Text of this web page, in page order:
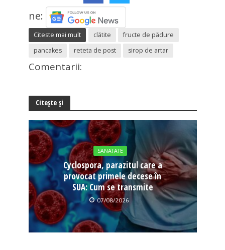
ne:
Citeste mai mult clătite
fructe de pădure
pancakes
reteta de post sirop de artar
Comentarii:
Citește și
SANATATE
Cyclospora, parazitul care a
provocat primele decese în
SUA: Cum se transmite
07/08/2026